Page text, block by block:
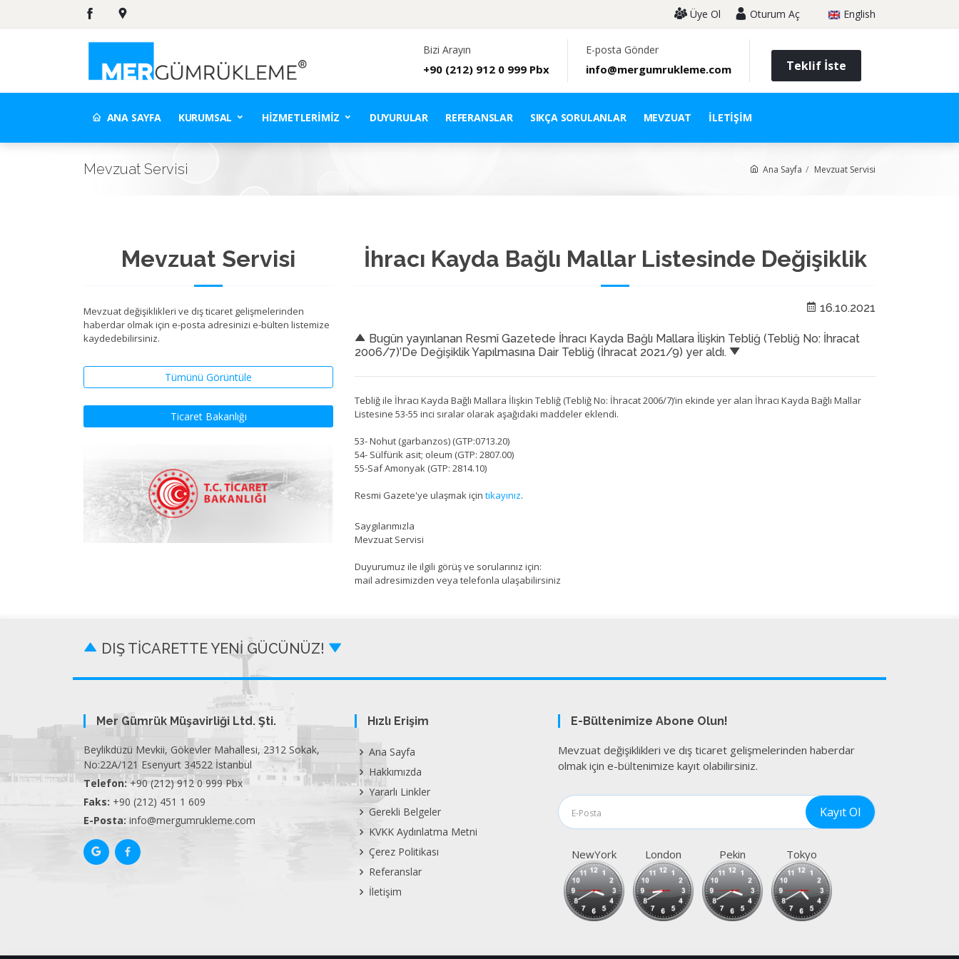
Üye Ol Oturum Aç English
Bizi Arayın
+90 (212) 912 0 999 Pbx
E-posta Gönder
info@mergumrukleme.com Teklif İste
ANA SAYFA KURUMSAL HIZMETLERIMIZ DUYURULAR REFERANSLAR SIKÇA SORULANLAR MEVZUAT İLETIŞIM
Mevzuat Servisi Ana Sayfa Mevzuat Servisi
Mevzuat Servisi
Mevzuat değişiklikleri ve dış ticaret gelişmelerinden
haberdar olmak için e-posta adresinizi e-bülten listemize
kaydedebilirsiniz.
Tümünü Görüntüle
Ticaret Bakanlığı
İhracı Kayda Bağlı Mallar Listesinde Değişiklik
16.10.2021
Bugün yayınlanan Resmî Gazetede İhracı Kayda Bağlı Mallara İlişkin Tebliğ (Tebliğ No: İhracat
2006/7)’De Değişiklik Yapılmasına Dair Tebliğ (İhracat 2021/9) yer aldı.
Tebliğ ile İhracı Kayda Bağlı Mallara İlişkin Tebliğ (Tebliğ No: İhracat 2006/7)’in ekinde yer alan İhracı Kayda Bağlı Mallar
Listesine 53-55 inci sıralar olarak aşağıdaki maddeler eklendi.
53- Nohut (garbanzos) (GTP:0713.20)
54- Sülfürik asit; oleum (GTP: 2807.00)
55-Saf Amonyak (GTP: 2814.10)
Resmi Gazete'ye ulaşmak için tıkayınız.
Saygılarımızla
Mevzuat Servisi
Duyurumuz ile ilgili görüş ve sorularınız için:
mail adresimizden veya telefonla ulaşabilirsiniz
DIŞ TİCARETTE YENİ GÜCÜNÜZ!
Mer Gümrük Müşavirliği Ltd. Şti.
Beylikdüzü Mevkii, Gökevler Mahallesi, 2312 Sokak,
No:22A/121 Esenyurt 34522 İstanbul
Telefon: +90 (212) 912 0 999 Pbx
Faks: +90 (212) 451 1 609
E-Posta: info@mergumrukleme.com
Hızlı Erişim
Ana Sayfa
Hakkımızda
Yararlı Linkler
Gerekli Belgeler
KVKK Aydınlatma Metni
Çerez Politikası
Referanslar
İletişim
E-Bültenimize Abone Olun!
Mevzuat değişiklikleri ve dış ticaret gelişmelerinden haberdar
olmak için e-bültenimize kayıt olabilirsiniz.
NewYork London Pekin Tokyo